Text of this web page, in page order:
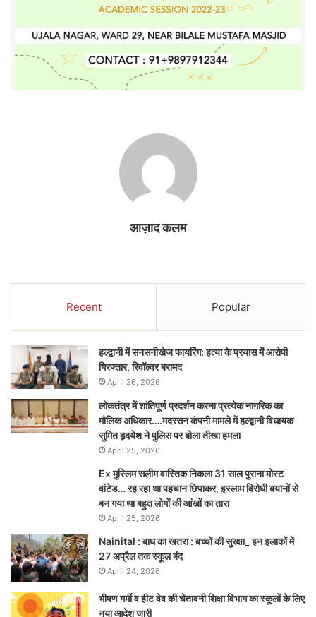
आज़ाद कलम
Recent Popular
हल्द्वानी में सनसनीखेज फायरिंग: हत्या के प्रयास में आरोपी
गिरफ्तार, रिवॉल्वर बरामद
April 26, 2026
लोकतंत्र में शांतिपूर्ण प्रदर्शन करना प्रत्येक नागरिक का
मौलिक अधिकार….मदरसन कंपनी मामले में हल्द्वानी विधायक
सुमित हृदयेश ने पुलिस पर बोला तीखा हमला
April 25, 2026
Ex मुस्लिम सलीम वास्तिक निकला 31 साल पुराना मोस्ट
वांटेड… रह रहा था पहचान छिपाकर, इस्लाम विरोधी बयानों से
बन गया था बहुत लोगों की आंखों का तारा
April 25, 2026
Nainital : बाघ का खतरा : बच्चों की सुरक्षा_ इन इलाकों में
27 अप्रैल तक स्कूल बंद
April 24, 2026
भीषण गर्मी व हीट वेव की चेतावनी शिक्षा विभाग का स्कूलों के लिए
नया आदेश जारी